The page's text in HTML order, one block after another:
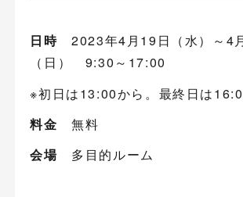
日時 2023年4月19日（水）～4
（日） 9:30～17:00
※初日は13:00から。最終日は
料金 無料
会場 多目的ルーム